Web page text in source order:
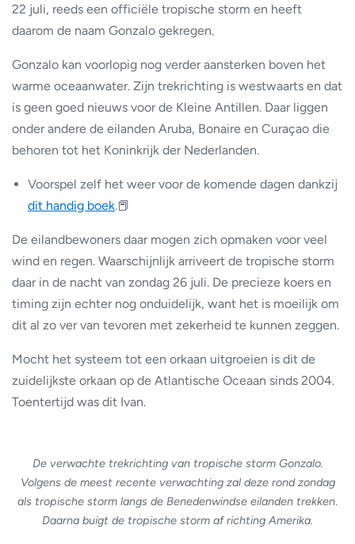
22 juli, reeds een officiële tropische storm en heeft
daarom de naam Gonzalo gekregen.
Gonzalo kan voorlopig nog verder aansterken boven het
warme oceaanwater. Zijn trekrichting is westwaarts en dat
is geen goed nieuws voor de Kleine Antillen. Daar liggen
onder andere de eilanden Aruba, Bonaire en Curaçao die
behoren tot het Koninkrijk der Nederlanden.
Voorspel zelf het weer voor de komende dagen dankzij
dit handig boek.📕
De eilandbewoners daar mogen zich opmaken voor veel
wind en regen. Waarschijnlijk arriveert de tropische storm
daar in de nacht van zondag 26 juli. De precieze koers en
timing zijn echter nog onduidelijk, want het is moeilijk om
dit al zo ver van tevoren met zekerheid te kunnen zeggen.
Mocht het systeem tot een orkaan uitgroeien is dit de
zuidelijkste orkaan op de Atlantische Oceaan sinds 2004.
Toentertijd was dit Ivan.
De verwachte trekrichting van tropische storm Gonzalo.
Volgens de meest recente verwachting zal deze rond zondag
als tropische storm langs de Benedenwindse eilanden trekken.
Daarna buigt de tropische storm af richting Amerika.